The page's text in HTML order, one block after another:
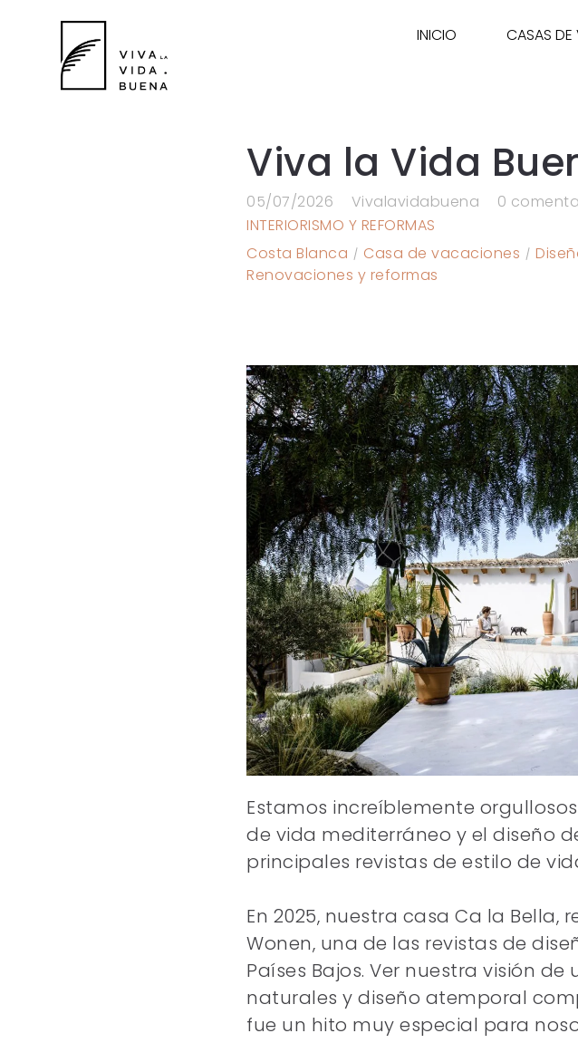
INICIO CASAS
Viva la Vida
05/07/2026 Vivalavidabuena
0
INTERIORISMO Y REFORMAS
Costa Blanca
Casa de vacaciones
Renovaciones y reformas
Estamos increíblemente
de vida mediterráneo y el diseño
principales revistas de estilo de
En 2025, nuestra casa Ca la Bella,
Wonen, una de las revistas de
Países Bajos. Ver nuestra visión
naturales y diseño atemporal
fue un hito muy especial para